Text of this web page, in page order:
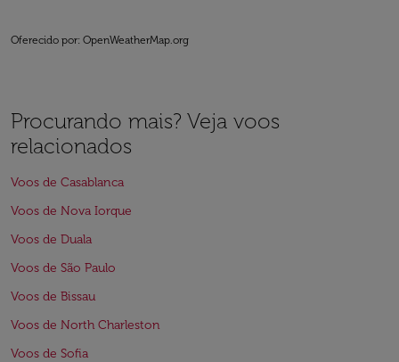
Oferecido por: OpenWeatherMap.org
Procurando mais? Veja voos
relacionados
Voos de Casablanca
Voos de Nova Iorque
Voos de Duala
Voos de São Paulo
Voos de Bissau
Voos de North Charleston
Voos de Sofia